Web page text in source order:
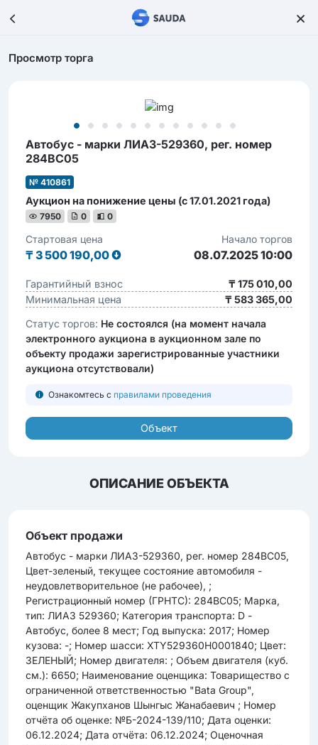
Просмотр торга
Автобус - марки ЛИАЗ-529360, рег. номер
284BC05
№ 410861
Аукцион на понижение цены (с 17.01.2021 года)
7950 0 0
Стартовая цена
₸ 3 500 190,00
Начало торгов
08.07.2025 10:00
Гарантийный взнос
₸ 175 010,00
Минимальная цена
₸ 583 365,00
Статус торгов: Не состоялся (на момент начала
электронного аукциона в аукционном зале по
объекту продажи зарегистрированные участники
аукциона отсутствовали)
Ознакомтесь с правилами проведения
Объект
ОПИСАНИЕ ОБЪЕКТА
Объект продажи
Автобус - марки ЛИАЗ-529360, рег. номер 284BC05,
Цвет-зеленый, текущее состояние автомобиля -
неудовлетворительное (не рабочее), ;
Регистрационный номер (ГРНТС): 284BC05; Марка,
тип: ЛИАЗ 529360; Категория транспорта: D -
Автобус, более 8 мест; Год выпуска: 2017; Номер
кузова: -; Номер шасси: XTY529360H0001840; Цвет:
ЗЕЛЕНЫЙ; Номер двигателя: ; Объем двигателя (куб.
см.): 6650; Наименование оценщика: Товарищество с
ограниченной ответственностью "Bata Group",
оценщик Жакупханов Шынгыс Жанабаевич ; Номер
отчёта об оценке: №Б-2024-139/110; Дата оценки:
06.12.2024; Дата отчёта: 06.12.2024; Оценочная